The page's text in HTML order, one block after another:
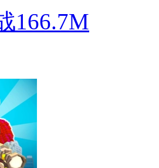
166.7M